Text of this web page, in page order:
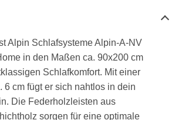
Alpin Schlafsysteme Alpin-A-NV
in den Maßen ca. 90x200 cm
Schlafkomfort. Mit einer
6 cm fügt er sich nahtlos in dein
Die Federholzleisten aus
sorgen für eine optimale